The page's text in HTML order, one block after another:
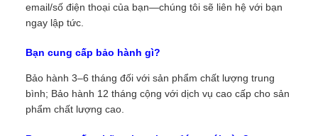
email/số điện thoại của bạn—chúng tôi sẽ liên hệ với bạn
ngay lập tức.
Bạn cung cấp bảo hành gì?
Bảo hành 3–6 tháng đối với sản phẩm chất lượng trung
bình; Bảo hành 12 tháng cộng với dịch vụ cao cấp cho sản
phẩm chất lượng cao.